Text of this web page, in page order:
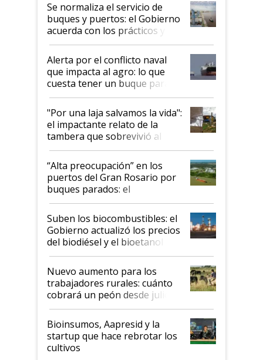
Se normaliza el servicio de
buques y puertos: el Gobierno
acuerda con los prácticos y
suspende el decreto de
desregulación
Alerta por el conflicto naval
que impacta al agro: lo que
cuesta tener un buque parado
y el peligro de que Argentina
pase a ser "país sucio"
"Por una laja salvamos la vida":
el impactante relato de la
tambera que sobrevivió al
tornado
“Alta preocupación” en los
puertos del Gran Rosario por
buques parados: el
funcionamiento de las
exportadoras en tensión tras
la medida de fuerza de los
prácticos
Suben los biocombustibles: el
Gobierno actualizó los precios
del biodiésel y el bioetanol
Nuevo aumento para los
trabajadores rurales: cuánto
cobrará un peón desde julio
Bioinsumos, Aapresid y la
startup que hace rebrotar los
cultivos